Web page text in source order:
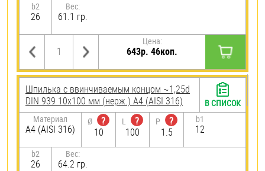
b2
26
Вес:
61.1 гр.
Цена:
643р. 46коп.
Шпилька c ввинчиваемым концом ~1,25d
DIN 939 10х100 мм (нерж.) A4 (AISI 316)
Материал
A4 (AISI 316)
Ø
?
10
L
?
100
P
?
1.5
b1
12
b2
26
Вес:
64.2 гр.
В СПИСОК